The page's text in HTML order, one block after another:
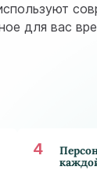
для вас